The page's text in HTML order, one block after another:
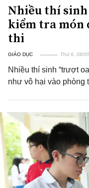
Nhiều thí
kiểm tra món
thi
GIÁO DỤC Thứ 6, 08/
Nhiều thí sinh “trượt
như vô hại vào phòng